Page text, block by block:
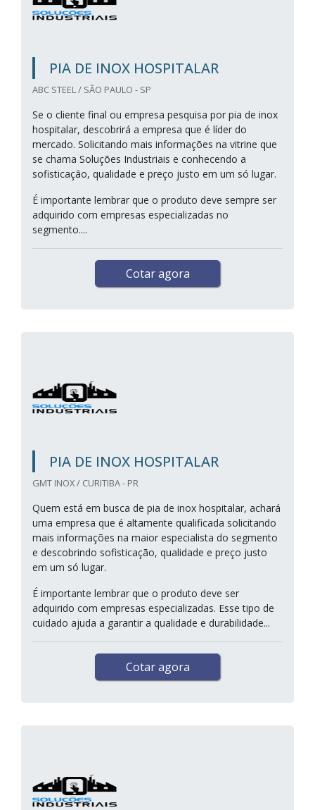
PIA DE INOX HOSPITALAR
ABC STEEL / SÃO PAULO - SP
Se o cliente final ou empresa pesquisa por pia de inox
hospitalar, descobrirá a empresa que é líder do
mercado. Solicitando mais informações na vitrine que
se chama Soluções Industriais e conhecendo a
sofisticação, qualidade e preço justo em um só lugar.
É importante lembrar que o produto deve sempre ser
adquirido com empresas especializadas no
segmento....
Cotar agora
PIA DE INOX HOSPITALAR
GMT INOX / CURITIBA - PR
Quem está em busca de pia de inox hospitalar, achará
uma empresa que é altamente qualificada solicitando
mais informações na maior especialista do segmento
e descobrindo sofisticação, qualidade e preço justo
em um só lugar.
É importante lembrar que o produto deve ser
adquirido com empresas especializadas. Esse tipo de
cuidado ajuda a garantir a qualidade e durabilidade...
Cotar agora